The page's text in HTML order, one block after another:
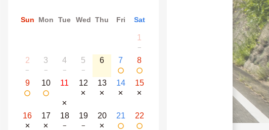
Sun Mon Tue Wed Thu Fri Sat
1
−
2
−
3
−
4
−
5
−
6 7 8
9 10 11
✕
12
✕
13
✕
14
✕
15
✕
16
✕
17
✕
18
−
19
−
20
✕
21 22